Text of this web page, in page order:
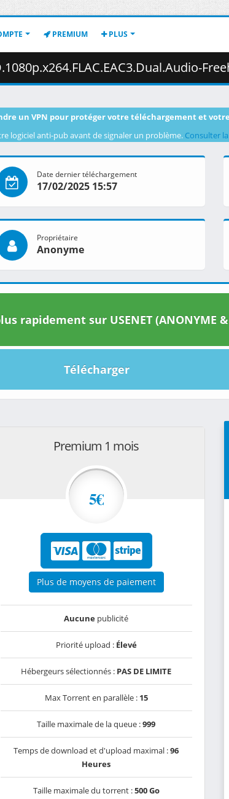
PREMIUM PLUS
Freehold.mkv.002 (
un VPN pour protéger votre téléchargement et
logiciel anti-pub avant de signaler un problème. Consulter
Date dernier téléchargement
17/02/2025 15:57
Propriétaire
Anonyme
rapidement sur USENET (ANONYME
Télécharger
Premium 1 mois
5€
Plus de moyens de paiement
Aucune publicité
Priorité upload : Élevé
Hébergeurs sélectionnés : PAS DE LIMITE
Max Torrent en parallèle : 15
Taille maximale de la queue :999
Temps de download et d'upload maximal :96
Heures
Taille maximale du torrent :500 Go